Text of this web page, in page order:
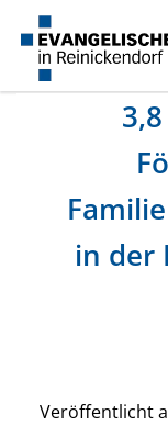
in der
Veröffentlicht